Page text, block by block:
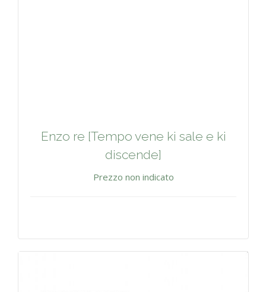
Enzo re [Tempo vene ki sale e ki
discende]
Prezzo non indicato